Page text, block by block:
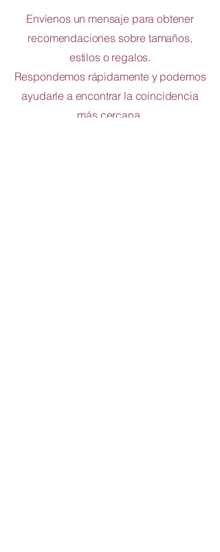
Envíenos un mensaje para obtener
recomendaciones sobre tamaños,
estilos o regalos.
Respondemos rápidamente y podemos
ayudarle a encontrar la coincidencia
más cercana.